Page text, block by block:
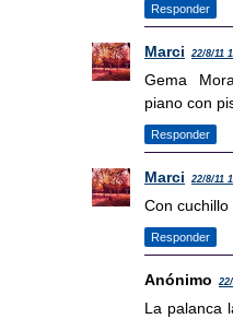
Responder
Marci 22/8/11
Gema
piano con
Responder
Marci 22/8/11
Con cuchillo
Responder
Anónimo
La palanca